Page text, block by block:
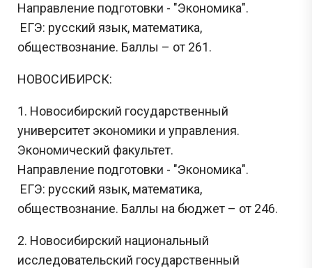
Направление подготовки - "Экономика".
ЕГЭ: русский язык, математика,
обществознание. Баллы – от 261.
НОВОСИБИРСК:
1. Новосибирский государственный
университет экономики и управления.
Экономический факультет.
Направление подготовки - "Экономика".
ЕГЭ: русский язык, математика,
обществознание. Баллы на бюджет – от 246.
2. Новосибирский национальный
исследовательский государственный